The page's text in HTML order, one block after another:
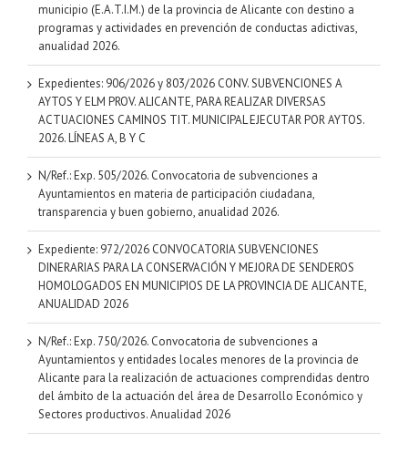
municipio (E.A.T.I.M.) de la provincia de Alicante con destino a
programas y actividades en prevención de conductas adictivas,
anualidad 2026.
Expedientes: 906/2026 y 803/2026 CONV. SUBVENCIONES A
AYTOS Y ELM PROV. ALICANTE, PARA REALIZAR DIVERSAS
ACTUACIONES CAMINOS TIT. MUNICIPAL EJECUTAR POR AYTOS.
2026. LÍNEAS A, B Y C
N/Ref.: Exp. 505/2026. Convocatoria de subvenciones a
Ayuntamientos en materia de participación ciudadana,
transparencia y buen gobierno, anualidad 2026.
Expediente: 972/2026 CONVOCATORIA SUBVENCIONES
DINERARIAS PARA LA CONSERVACIÓN Y MEJORA DE SENDEROS
HOMOLOGADOS EN MUNICIPIOS DE LA PROVINCIA DE ALICANTE,
ANUALIDAD 2026
N/Ref.: Exp. 750/2026. Convocatoria de subvenciones a
Ayuntamientos y entidades locales menores de la provincia de
Alicante para la realización de actuaciones comprendidas dentro
del ámbito de la actuación del área de Desarrollo Económico y
Sectores productivos. Anualidad 2026